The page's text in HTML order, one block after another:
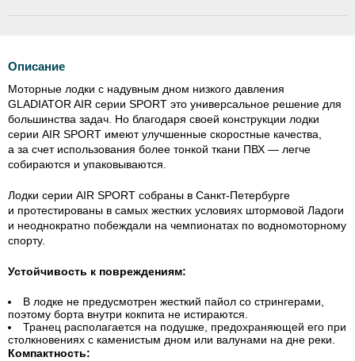
Описание
Моторные лодки с надувным дном низкого давления
GLADIATOR AIR серии SPORT это универсальное решение для
большинства задач. Но благодаря своей конструкции лодки
серии AIR SPORT имеют улучшенные скоростные качества,
а за счет использования более тонкой ткани ПВХ — легче
собираются и упаковываются.
Лодки серии AIR SPORT собраны в Санкт-Петербурге
и протестированы в самых жестких условиях штормовой Ладоги
и неоднократно побеждали на чемпионатах по водномоторному
спорту.
Устойчивость к повреждениям:
В лодке не предусмотрен жесткий пайол со стрингерами,
поэтому борта внутри кокпита не истираются.
Транец располагается на подушке, предохраняющей его при
столкновениях с каменистым дном или валунами на дне реки.
Компактность: